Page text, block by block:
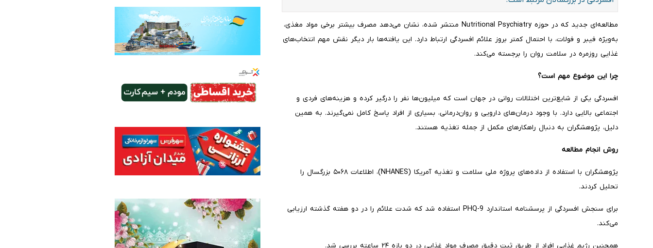
مطالعه‌ای جدید که در حوزه Nutritional Psychiatry منتشر شده، نشان می‌دهد مصرف بیشتر برخی مواد مغذی،
به‌ویژه فیبر و فولات، با احتمال کمتر بروز علائم افسردگی ارتباط دارد. این یافته‌ها بار دیگر نقش مهم انتخاب‌های
غذایی روزمره در سلامت روان را برجسته می‌کند.
چرا این موضوع مهم است؟
افسردگی یکی از شایع‌ترین اختلالات روانی در جهان است که میلیون‌ها نفر را درگیر کرده و هزینه‌های فردی و
اجتماعی بالایی دارد. با وجود درمان‌های دارویی و روان‌درمانی، بسیاری از افراد پاسخ کامل نمی‌گیرند. به همین
دلیل، پژوهشگران به دنبال راهکارهای مکمل از جمله تغذیه هستند.
روش انجام مطالعه
پژوهشگران با استفاده از داده‌های پروژه ملی سلامت و تغذیه آمریکا (NHANES)، اطلاعات ۵۰۶۸ بزرگسال را
تحلیل کردند.
برای سنجش افسردگی از پرسشنامه استاندارد PHQ-9 استفاده شد که شدت علائم را در دو هفته گذشته ارزیابی
می‌کند.
همچنین رژیم غذایی افراد از طریق ثبت دقیق مصرف مواد غذایی در دو بازه ۲۴ ساعته بررسی شد.